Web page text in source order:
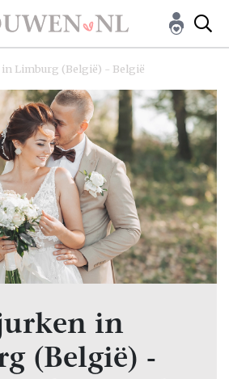
Limburg (België) - België
in
(België) -